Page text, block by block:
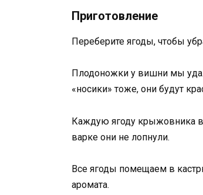
Приготовление
Переберите ягоды, чтобы
Плодоножки у вишни мы
«носики» тоже, они будут
Каждую ягоду крыжовника в
варке они не лопнули.
Все ягоды помещаем в
аромата.